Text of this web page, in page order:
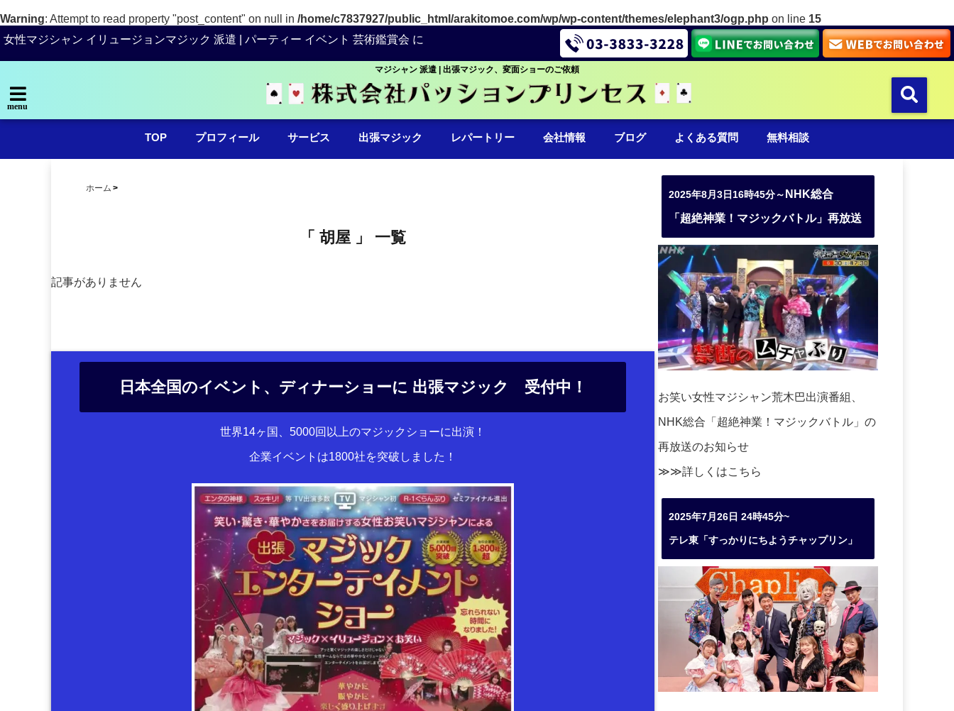
Warning: Attempt to read property "post_content" on null in /home/c7837927/public_html/arakitomoe.com/wp/wp-content/themes/elephant3/ogp.php on line 15
女性マジシャン イリュージョンマジック 派遣 | パーティー イベント 芸術鑑賞会 に
マジシャン 派遣 | 出張マジック、変面ショーのご依頼
menu
TOP プロフィール サービス 出張マジック レパートリー 会社情報 ブログ よくある質問 無料相談
ホーム
「 胡屋 」 一覧
記事がありません
日本全国のイベント、ディナーショーに 出張マジック 受付中！
世界14ヶ国、5000回以上のマジックショーに出演！
企業イベントは1800社を突破しました！
2025年8月3日16時45分～ NHK総合
「超絶神業！マジックバトル」再放送
お笑い女性マジシャン荒木巴出演番組、
NHK総合「超絶神業！マジックバトル」の
再放送のお知らせ
≫≫詳しくはこちら
2025年7月26日 24時45分~
テレ東「すっかりにちようチャップリン」